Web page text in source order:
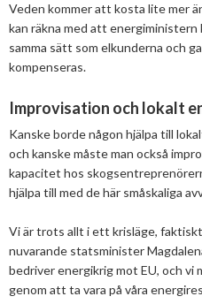
Veden kommer att kosta lite mer
kan räkna med att
samma sätt som elkunderna och
kompenseras.
Improvisation och lokalt
Kanske borde någon hjälpa till
och kanske måste man också
kapacitet hos
hjälpa till med de här småskaliga
Vi är trots allt i ett krisläge,
nuvarande statsminister
bedriver energikrig mot EU, och vi
genom att ta vara på våra